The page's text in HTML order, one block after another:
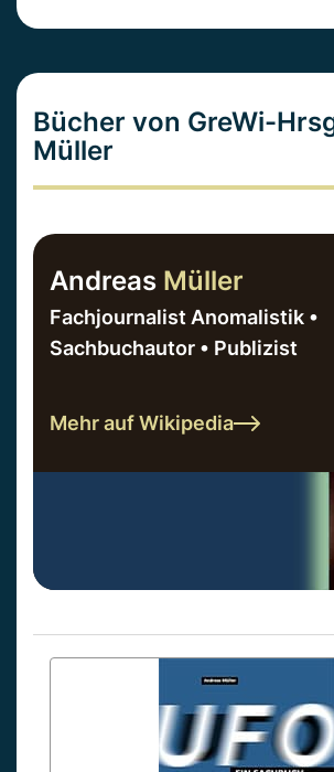
Bücher von GreWi-
Müller
Andreas Müller
Fachjournalist Anomalistik •
Sachbuchautor • Publizist
Mehr auf Wikipedia